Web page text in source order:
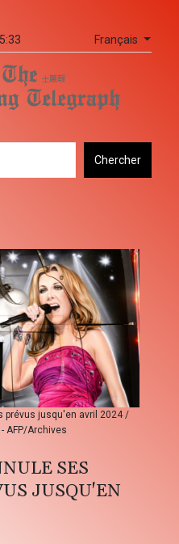
Français
Chercher
prévus jusqu'en avril 2024 /
- AFP/Archives
SES
JUSQU'EN